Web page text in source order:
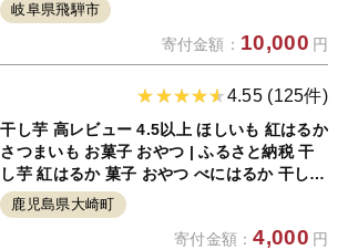
店 麺の清水屋 [Q1882]10000円 1万円
岐阜県飛騨市
寄付金額： 10,000 円
4.55 (125件)
干し芋 高レビュー 4.5以上 ほしいも 紅はるか
さつまいも お菓子 おやつ | ふるさと納税 干
し芋 紅はるか 菓子 おやつ べにはるか 干しい
も さつまいも いも さつま芋 芋 無添加 無着
色 国産 スイーツ デザート 鹿児島 大崎町 ふ
鹿児島県大崎町
寄付金額：4,000 円